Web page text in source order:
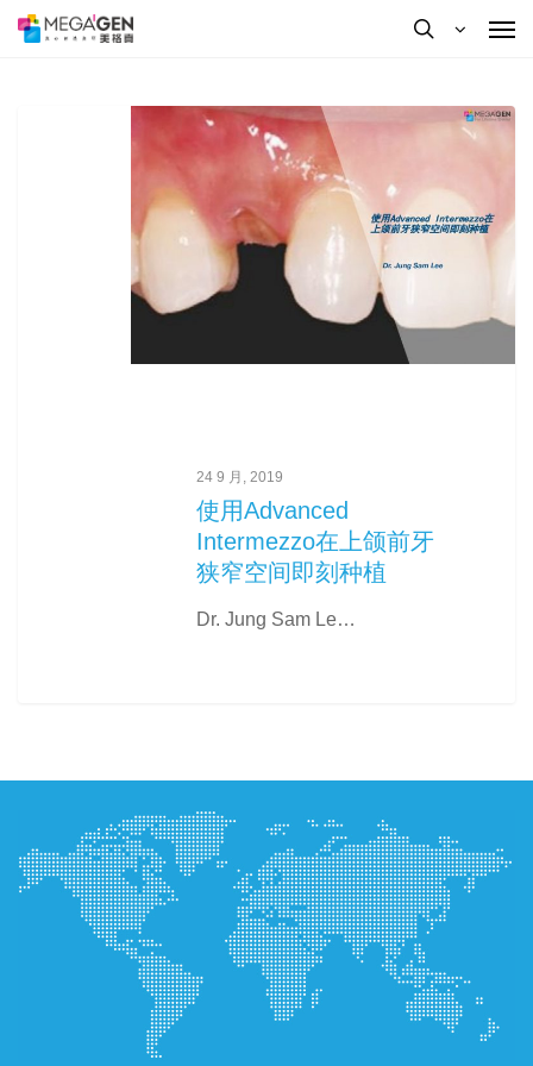
按Enter键进行搜索或按ESC键关闭
24 9 月, 2019
使用Advanced
Intermezzo在上颌前牙
狭窄空间即刻种植
Dr. Jung Sam Le…